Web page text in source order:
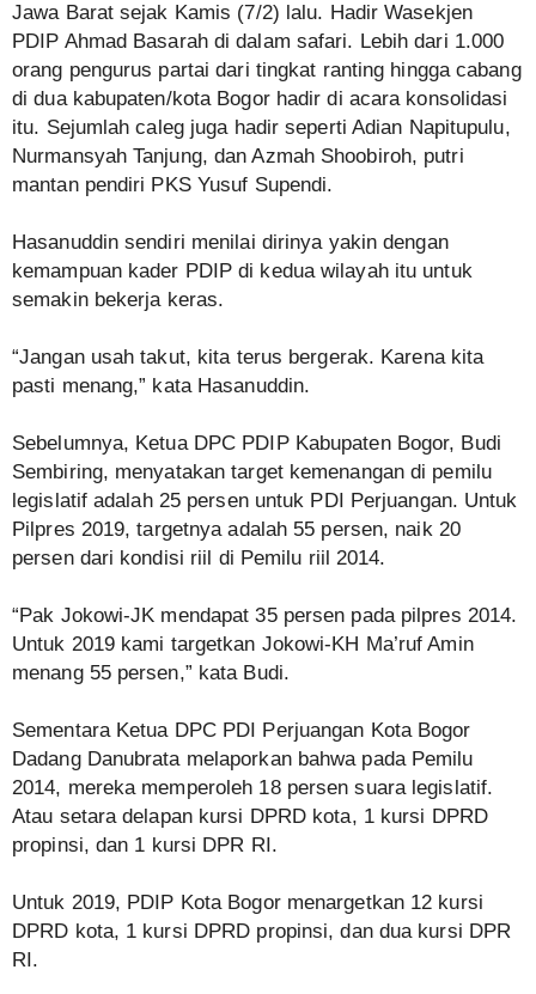
Jawa Barat sejak Kamis (7/2) lalu. Hadir Wasekjen
PDIP Ahmad Basarah di dalam safari. Lebih dari 1.000
orang pengurus partai dari tingkat ranting hingga cabang
di dua kabupaten/kota Bogor hadir di acara konsolidasi
itu. Sejumlah caleg juga hadir seperti Adian Napitupulu,
Nurmansyah Tanjung, dan Azmah Shoobiroh, putri
mantan pendiri PKS Yusuf Supendi.
Hasanuddin sendiri menilai dirinya yakin dengan
kemampuan kader PDIP di kedua wilayah itu untuk
semakin bekerja keras.
“Jangan usah takut, kita terus bergerak. Karena kita
pasti menang,” kata Hasanuddin.
Sebelumnya, Ketua DPC PDIP Kabupaten Bogor, Budi
Sembiring, menyatakan target kemenangan di pemilu
legislatif adalah 25 persen untuk PDI Perjuangan. Untuk
Pilpres 2019, targetnya adalah 55 persen, naik 20
persen dari kondisi riil di Pemilu riil 2014.
“Pak Jokowi-JK mendapat 35 persen pada pilpres 2014.
Untuk 2019 kami targetkan Jokowi-KH Ma’ruf Amin
menang 55 persen,” kata Budi.
Sementara Ketua DPC PDI Perjuangan Kota Bogor
Dadang Danubrata melaporkan bahwa pada Pemilu
2014, mereka memperoleh 18 persen suara legislatif.
Atau setara delapan kursi DPRD kota, 1 kursi DPRD
propinsi, dan 1 kursi DPR RI.
Untuk 2019, PDIP Kota Bogor menargetkan 12 kursi
DPRD kota, 1 kursi DPRD propinsi, dan dua kursi DPR
RI.